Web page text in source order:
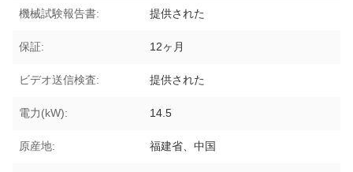
機械試験報告書: 提供された
保証: 12ヶ月
ビデオ送信検査: 提供された
電力(kW): 14.5
原産地: 福建省、中国